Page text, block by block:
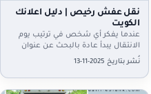
نقل عفش رخيص | دليل اعلانك
الكويت
عندما يفكر أي شخص في ترتيب يوم
الانتقال يبدأ عادة بالبحث عن عنوان
واضح مثل نقل عفش رخيص لأنه
نُشر بتاريخ 2025-11-13